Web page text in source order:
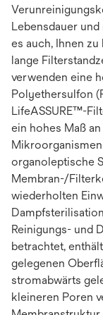
Lebensdauer
es auch, Ihnen
lange
verwenden eine
Polyethersulfon
LifeASSURE™-
ein hohes Maß
organoleptische
Membran-/
wiederholten
Reinigungs- und
betrachtet,
gelegenen
stromabwärts
kleineren Poren